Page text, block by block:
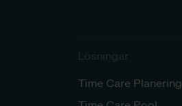
Lösningar​​
Time Care Planering